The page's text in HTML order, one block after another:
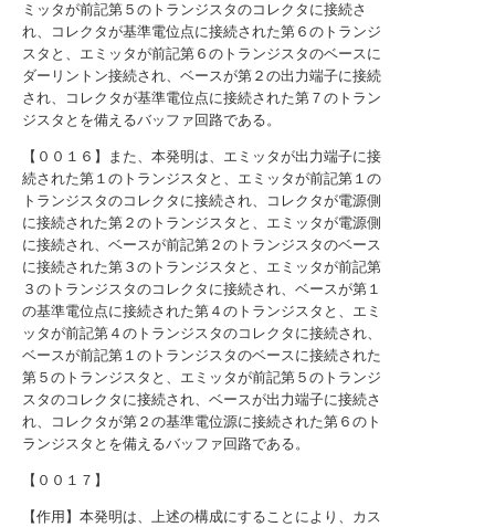
ミッタが前記第５のトランジスタのコレクタに接続さ
れ、コレクタが基準電位点に接続された第６のトランジ
スタと、エミッタが前記第６のトランジスタのベースに
ダーリントン接続され、ベースが第２の出力端子に接続
され、コレクタが基準電位点に接続された第７のトラン
ジスタとを備えるバッファ回路である。
【００１６】また、本発明は、エミッタが出力端子に接
続された第１のトランジスタと、エミッタが前記第１の
トランジスタのコレクタに接続され、コレクタが電源側
に接続された第２のトランジスタと、エミッタが電源側
に接続され、ベースが前記第２のトランジスタのベース
に接続された第３のトランジスタと、エミッタが前記第
３のトランジスタのコレクタに接続され、ベースが第１
の基準電位点に接続された第４のトランジスタと、エミ
ッタが前記第４のトランジスタのコレクタに接続され、
ベースが前記第１のトランジスタのベースに接続された
第５のトランジスタと、エミッタが前記第５のトランジ
スタのコレクタに接続され、ベースが出力端子に接続さ
れ、コレクタが第２の基準電位源に接続された第６のト
ランジスタとを備えるバッファ回路である。
【００１７】
【作用】本発明は、上述の構成にすることにより、カス